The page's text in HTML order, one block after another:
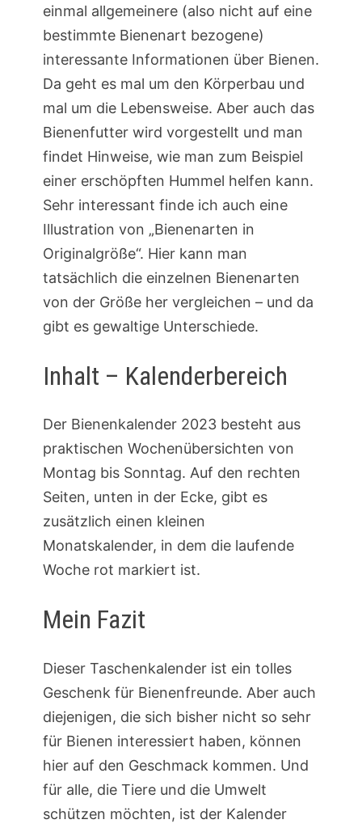
einmal allgemeinere (also nicht auf eine
bestimmte Bienenart bezogene)
interessante Informationen über Bienen.
Da geht es mal um den Körperbau und
mal um die Lebensweise. Aber auch das
Bienenfutter wird vorgestellt und man
findet Hinweise, wie man zum Beispiel
einer erschöpften Hummel helfen kann.
Sehr interessant finde ich auch eine
Illustration von „Bienenarten in
Originalgröße“. Hier kann man
tatsächlich die einzelnen Bienenarten
von der Größe her vergleichen – und da
gibt es gewaltige Unterschiede.
Inhalt – Kalenderbereich
Der Bienenkalender 2023 besteht aus
praktischen Wochenübersichten von
Montag bis Sonntag. Auf den rechten
Seiten, unten in der Ecke, gibt es
zusätzlich einen kleinen
Monatskalender, in dem die laufende
Woche rot markiert ist.
Mein Fazit
Dieser Taschenkalender ist ein tolles
Geschenk für Bienenfreunde. Aber auch
diejenigen, die sich bisher nicht so sehr
für Bienen interessiert haben, können
hier auf den Geschmack kommen. Und
für alle, die Tiere und die Umwelt
schützen möchten, ist der Kalender